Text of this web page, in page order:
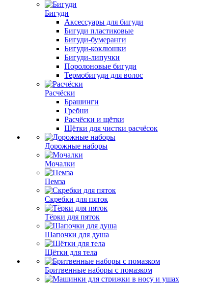
Бигуди
Аксессуары для бигуди
Бигуди пластиковые
Бигуди-бумеранги
Бигуди-коклюшки
Бигуди-липучки
Поролоновые бигуди
Термобигуди для волос
Расчёски
Брашинги
Гребни
Расчёски и щётки
Щётки для чистки расчёсок
Дорожные наборы
Мочалки
Пемза
Скребки для пяток
Тёрки для пяток
Шапочки для душа
Щётки для тела
Бритвенные наборы с помазком